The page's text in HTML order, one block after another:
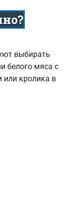
выбирать
белого мяса с
или кролика в